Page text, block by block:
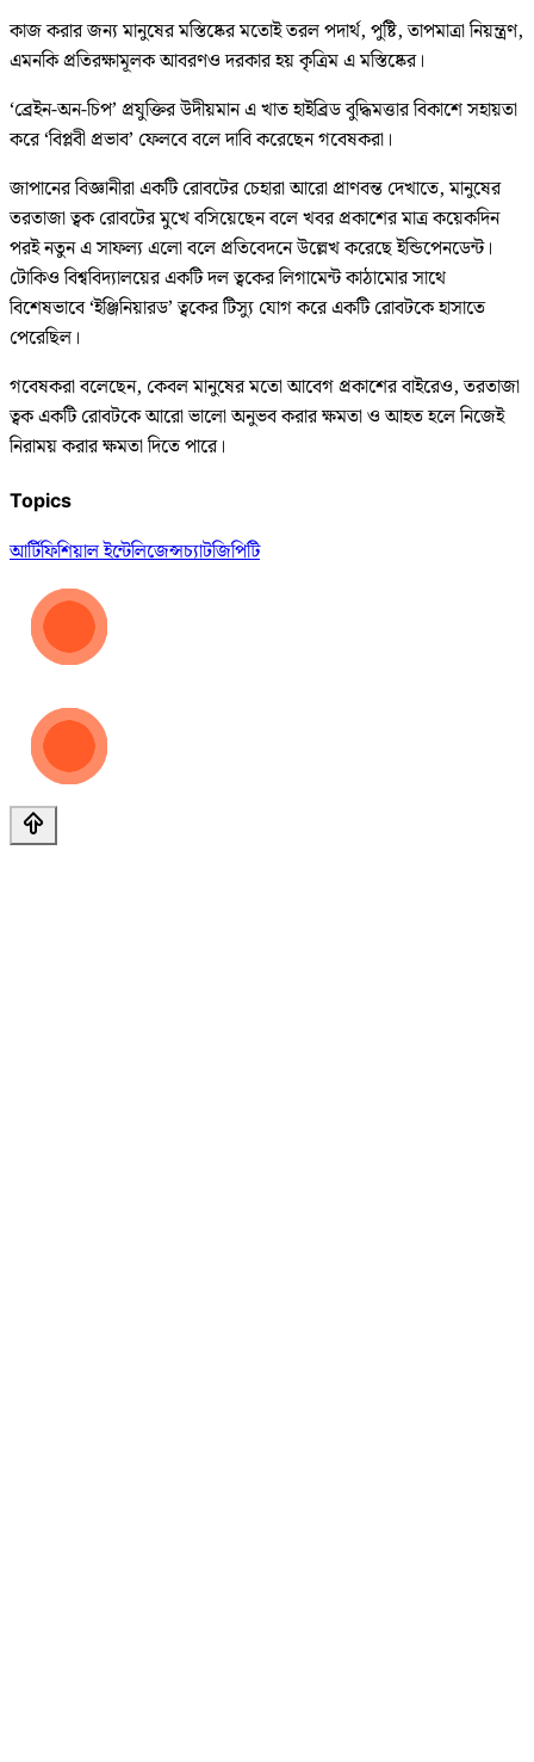
কাজ করার জন্য মানুষের মস্তিষ্কের মতোই তরল পদার্থ, পুষ্টি, তাপমাত্রা নিয়ন্ত্রণ,
এমনকি প্রতিরক্ষামূলক আবরণও দরকার হয় কৃত্রিম এ মস্তিষ্কের।
‘ব্রেইন-অন-চিপ’ প্রযুক্তির উদীয়মান এ খাত হাইব্রিড বুদ্ধিমত্তার বিকাশে সহায়তা
করে ‘বিপ্লবী প্রভাব’ ফেলবে বলে দাবি করেছেন গবেষকরা।
জাপানের বিজ্ঞানীরা একটি রোবটের চেহারা আরো প্রাণবন্ত দেখাতে, মানুষের
তরতাজা ত্বক রোবটের মুখে বসিয়েছেন বলে খবর প্রকাশের মাত্র কয়েকদিন
পরই নতুন এ সাফল্য এলো বলে প্রতিবেদনে উল্লেখ করেছে ইন্ডিপেনডেন্ট।
টোকিও বিশ্ববিদ্যালয়ের একটি দল ত্বকের লিগামেন্ট কাঠামোর সাথে
বিশেষভাবে ‘ইঞ্জিনিয়ারড’ ত্বকের টিস্যু যোগ করে একটি রোবটকে হাসাতে
পেরেছিল।
গবেষকরা বলেছেন, কেবল মানুষের মতো আবেগ প্রকাশের বাইরেও, তরতাজা
ত্বক একটি রোবটকে আরো ভালো অনুভব করার ক্ষমতা ও আহত হলে নিজেই
নিরাময় করার ক্ষমতা দিতে পারে।
Topics
আর্টিফিশিয়াল ইন্টেলিজেন্সচ্যাটজিপিটি